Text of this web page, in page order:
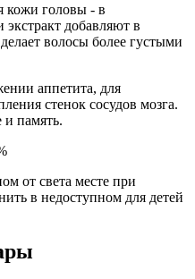
кожи головы - в
добавляют в
волосы более густыми
аппетита, для
стенок сосудов мозга.
и память.
от света месте при
в недоступном для детей